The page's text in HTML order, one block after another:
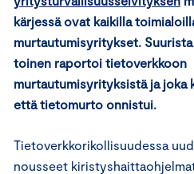
kärjessä ovat kaikilla
murtautumisyritykset.
toinen raportoi tietoverkkoon
murtautumisyrityksistä ja joka
että tietomurto onnistui.
Tietoverkkorikollisuudessa
nousseet